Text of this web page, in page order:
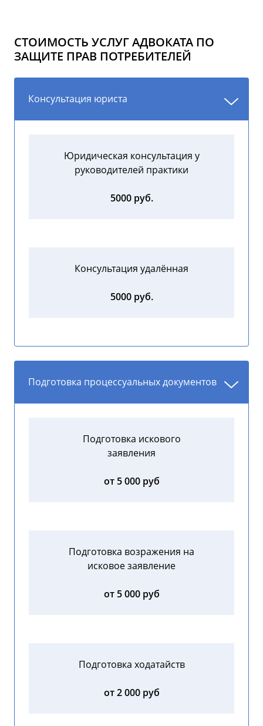
СТОИМОСТЬ УСЛУГ АДВОКАТА ПО
ЗАЩИТЕ ПРАВ ПОТРЕБИТЕЛЕЙ
Консультация юриста
Юридическая консультация у
руководителей практики
5000 руб.
Консультация удалённая
5000 руб.
Подготовка процессуальных документов
Подготовка искового
заявления
от 5 000 руб
Подготовка возражения на
исковое заявление
от 5 000 руб
Подготовка ходатайств
от 2 000 руб